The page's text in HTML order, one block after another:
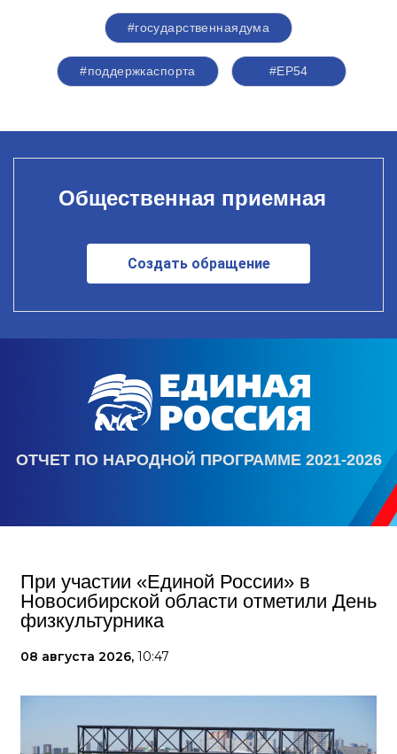
#государственнаядума
#поддержкаспорта #ЕР54
Общественная приемная
Создать обращение
ОТЧЕТ ПО НАРОДНОЙ ПРОГРАММЕ 2021-2026
При участии «Единой России» в
Новосибирской области отметили День
физкультурника
08 августа 2026, 10:47